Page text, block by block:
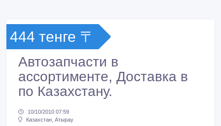
444 тенге 〒
Автозапчасти в
ассортименте, Доставка в
по Казахстану.
10/10/2010 07:59
Казахстан, Атырау